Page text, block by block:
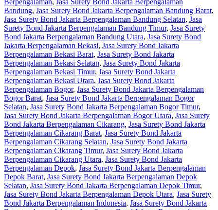
Bandung, Jasa Surety Bond Jakarta Berpengalaman Bandung Barat,
Jasa Surety Bond Jakarta Berpengalaman Bandung Selatan, Jasa
Surety Bond Jakarta Berpengalaman Bandung Timur, Jasa Surety
Bond Jakarta Berpengalaman Bandung Utara, Jasa Surety Bond
Jakarta Berpengalaman Bekasi, Jasa Surety Bond Jakarta
Berpengalaman Bekasi Barat, Jasa Surety Bond Jakarta
Berpengalaman Bekasi Selatan, Jasa Surety Bond Jakarta
Berpengalaman Bekasi Timur, Jasa Surety Bond Jakarta
Berpengalaman Bekasi Utara, Jasa Surety Bond Jakarta
Berpengalaman Bogor, Jasa Surety Bond Jakarta Berpengalaman
Bogor Barat, Jasa Surety Bond Jakarta Berpengalaman Bogor
Selatan, Jasa Surety Bond Jakarta Berpengalaman Bogor Timur,
Jasa Surety Bond Jakarta Berpengalaman Bogor Utara, Jasa Surety
Bond Jakarta Berpengalaman Cikarang, Jasa Surety Bond Jakarta
Berpengalaman Cikarang Barat, Jasa Surety Bond Jakarta
Berpengalaman Cikarang Selatan, Jasa Surety Bond Jakarta
Berpengalaman Cikarang Timur, Jasa Surety Bond Jakarta
Berpengalaman Cikarang Utara, Jasa Surety Bond Jakarta
Berpengalaman Depok, Jasa Surety Bond Jakarta Berpengalaman
Depok Barat, Jasa Surety Bond Jakarta Berpengalaman Depok
Selatan, Jasa Surety Bond Jakarta Berpengalaman Depok Timur,
Jasa Surety Bond Jakarta Berpengalaman Depok Utara, Jasa Surety
Bond Jakarta Berpengalaman Indonesia, Jasa Surety Bond Jakarta